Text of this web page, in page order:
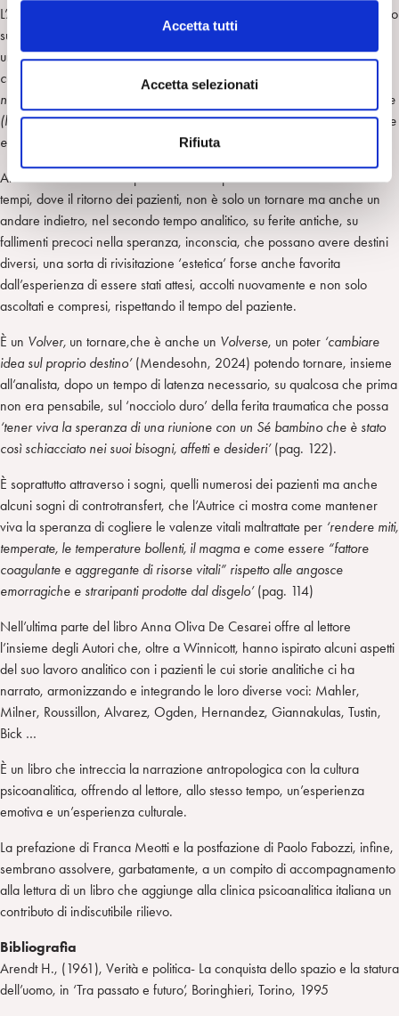
c
o
n
s
Accetta tutti
Accetta selezionati
Rifiuta
L’Autrice ben descrive come, nel lavoro analitico con pazienti che hanno
subìto gravi violazioni al senso di Sé e che cercano nell’onnipotenza
una difesa dal dolore,“…un problema fondamentale riguarda come
costituire uno spazio generativo, quel luogo psichico che era mancato
nel trauma originario, per ospitare angosce di annichilimento e l’informe
(l’inerzia nella quale è schiacciata l’essenza del Sé nel bisogno d’amore
e il magma informe che giacciono nell’ES)”
Anna Oliva De Cesarei porta anche l’esperienza di due analisi in due
tempi, dove il ritorno dei pazienti, non è solo un tornare ma anche un
andare indietro, nel secondo tempo analitico, su ferite antiche, su
fallimenti precoci nella speranza, inconscia, che possano avere destini
diversi, una sorta di rivisitazione ‘estetica’ forse anche favorita
dall’esperienza di essere stati attesi, accolti nuovamente e non solo
ascoltati e compresi, rispettando il tempo del paziente.
È un Volver, un tornare,che è anche un Volverse, un poter ‘cambiare
idea sul proprio destino’ (Mendesohn, 2024) potendo tornare, insieme
all’analista, dopo un tempo di latenza necessario, su qualcosa che prima
non era pensabile, sul ‘nocciolo duro’ della ferita traumatica che possa
‘tener viva la speranza di una riunione con un Sé bambino che è stato
così schiacciato nei suoi bisogni, affetti e desideri’ (pag. 122).
È soprattutto attraverso i sogni, quelli numerosi dei pazienti ma anche
alcuni sogni di controtransfert, che l’Autrice ci mostra come mantener
viva la speranza di cogliere le valenze vitali maltrattate per ‘rendere miti,
temperate, le temperature bollenti, il magma e come essere “fattore
coagulante e aggregante di risorse vitali” rispetto alle angosce
emorragiche e straripanti prodotte dal disgelo’(pag. 114)
Nell’ultima parte del libro Anna Oliva De Cesarei offre al lettore
l’insieme degli Autori che, oltre a Winnicott, hanno ispirato alcuni aspetti
del suo lavoro analitico con i pazienti le cui storie analitiche ci ha
narrato, armonizzando e integrando le loro diverse voci: Mahler,
Milner, Roussillon, Alvarez, Ogden, Hernandez, Giannakulas, Tustin,
Bick …
È un libro che intreccia la narrazione antropologica con la cultura
psicoanalitica, offrendo al lettore, allo stesso tempo, un’esperienza
emotiva e un’esperienza culturale.
La prefazione di Franca Meotti e la postfazione di Paolo Fabozzi, infine,
sembrano assolvere, garbatamente, a un compito di accompagnamento
alla lettura di un libro che aggiunge alla clinica psicoanalitica italiana un
contributo di indiscutibile rilievo.
Bibliografia
Arendt H., (1961), Verità e politica- La conquista dello spazio e la statura
dell’uomo, in ‘Tra passato e futuro’, Boringhieri, Torino, 1995